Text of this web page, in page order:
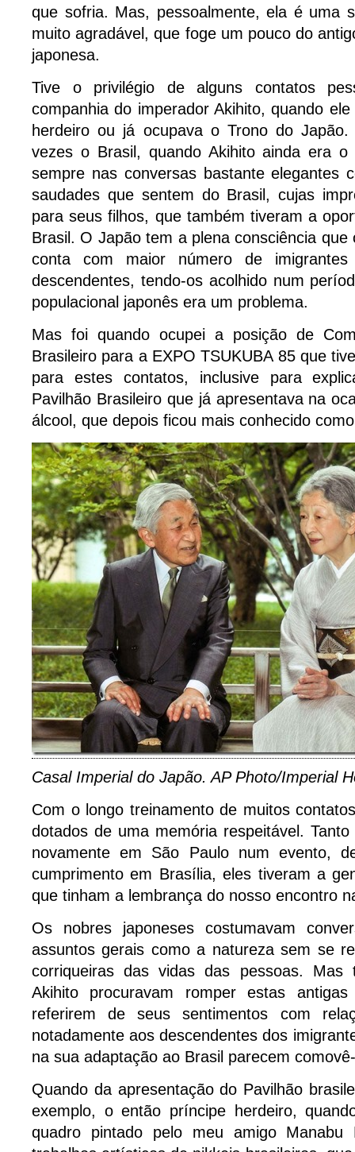
que sofria. Mas, pessoalmente, ela é uma
muito agradável, que foge um pouco do
japonesa.
Tive o privilégio de alguns contatos
companhia do imperador Akihito, quando
herdeiro ou já ocupava o Trono do
vezes o Brasil, quando Akihito ainda era
sempre nas conversas bastante elegantes
saudades que sentem do Brasil, cujas
para seus filhos, que também tiveram a
Brasil. O Japão tem a plena consciência
conta com maior número de
descendentes, tendo-os acolhido num
populacional japonês era um problema.
Mas foi quando ocupei a posição de
Brasileiro para a EXPO TSUKUBA 85 que
para estes contatos, inclusive para
Pavilhão Brasileiro que já apresentava na
álcool, que depois ficou mais conhecido
Casal Imperial do Japão. AP Photo/Imperial
Com o longo treinamento de muitos
dotados de uma memória respeitável.
novamente em São Paulo num evento,
cumprimento em Brasília, eles tiveram a
que tinham a lembrança do nosso encontro
Os nobres japoneses costumavam
assuntos gerais como a natureza sem se
corriqueiras das vidas das pessoas. Mas
Akihito procuravam romper estas
referirem de seus sentimentos com
notadamente aos descendentes dos
na sua adaptação ao Brasil parecem
Quando da apresentação do Pavilhão
exemplo, o então príncipe herdeiro,
quadro pintado pelo meu amigo Manabu